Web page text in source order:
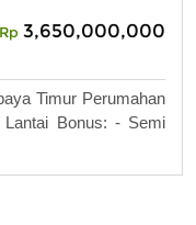
Rp 3,650,000,000
Timur Perumahan
Bonus: - Semi